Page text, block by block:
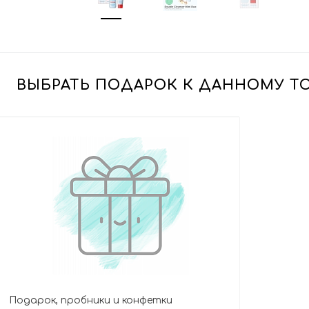
ВЫБРАТЬ ПОДАРОК К ДАННОМУ
Подарок, пробники и конфетки